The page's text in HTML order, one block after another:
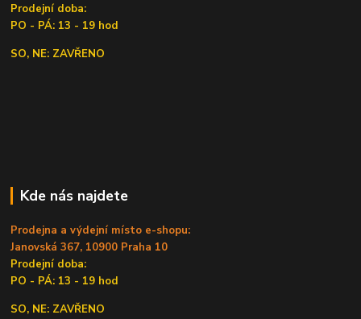
Prodejní doba:
PO - PÁ: 13 - 19 hod
SO, NE: ZAVŘENO
Kde nás najdete
Prodejna a výdejní místo e-shopu:
Janovská 367, 10900 Praha 10
Prodejní doba:
PO - PÁ: 13 - 19 hod
SO, NE: ZAVŘENO